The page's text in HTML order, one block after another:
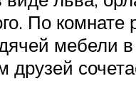
По
мебели
друзей